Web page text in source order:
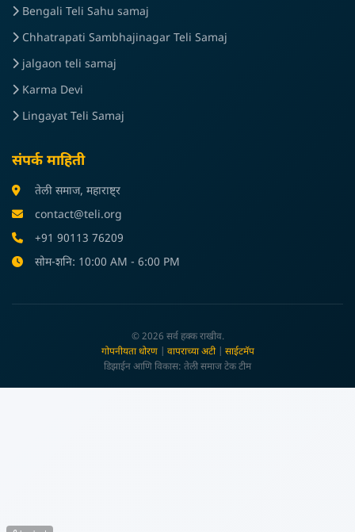
Bengali Teli Sahu samaj
Chhatrapati Sambhajinagar Teli Samaj
jalgaon teli samaj
Karma Devi
Lingayat Teli Samaj
संपर्क माहिती
तेली समाज, महाराष्ट्र
contact@teli.org
+91 90113 76209
सोम-शनि: 10:00 AM - 6:00 PM
© 2026 सर्व हक्क राखीव.
गोपनीयता धोरण| वापराच्या अटी| साईटमॅप
डिझाईन आणि विकास: तेली समाज टेक टीम